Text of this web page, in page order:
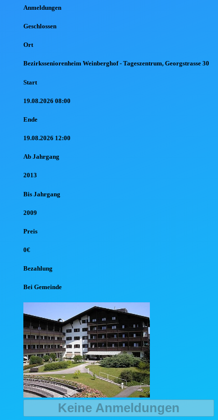
Anmeldungen
Geschlossen
Ort
Bezirksseniorenheim Weinberghof - Tageszentrum, Georgstrasse 30
Start
19.08.2026 08:00
Ende
19.08.2026 12:00
Ab Jahrgang
2013
Bis Jahrgang
2009
Preis
0€
Bezahlung
Bei Gemeinde
Keine Anmeldungen